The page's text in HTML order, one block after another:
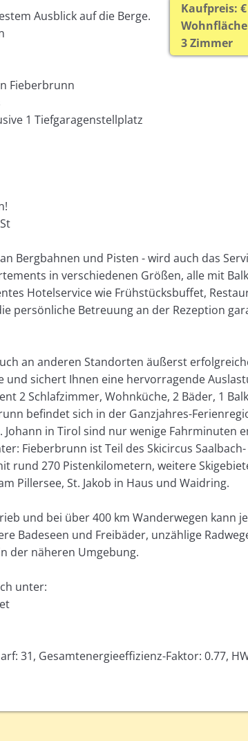
Kaufpreis: €
3 Zimmer
Ausblick auf die Berge.
Fieberbrunn
1 Tiefgaragenstellplatz
Bergbahnen und Pisten - wird auch das
in verschiedenen Größen, alle mit
Hotelservice wie Frühstücksbuffet,
persönliche Betreuung an der Rezeption
an anderen Standorten äußerst
und sichert Ihnen eine hervorragende
2 Schlafzimmer, Wohnküche, 2 Bäder, 1
befindet sich in der Ganzjahres-
Johann in Tirol sind nur wenige Fahrminuten
Fieberbrunn ist Teil des Skicircus Saalbach-
rund 270 Pistenkilometern, weitere
Pillersee, St. Jakob in Haus und Waidring.
und bei über 400 km Wanderwegen kann
Badeseen und Freibäder, unzählige
der näheren Umgebung.
unter:
31, Gesamtenergieeffizienz-Faktor: 0.77,